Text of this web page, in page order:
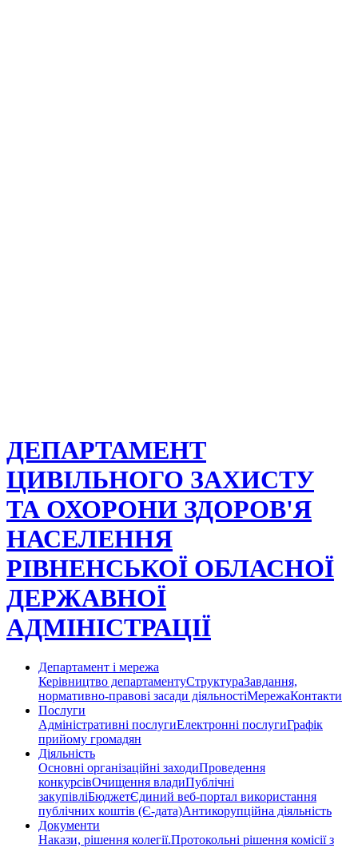
ДЕПАРТАМЕНТ
ЦИВІЛЬНОГО ЗАХИСТУ
ТА ОХОРОНИ ЗДОРОВ'Я
НАСЕЛЕННЯ
РІВНЕНСЬКОЇ ОБЛАСНОЇ
ДЕРЖАВНОЇ
АДМІНІСТРАЦІЇ
Департамент і мережа
Керівництво департаментуСтруктураЗавдання,
нормативно-правові засади діяльностіМережаКонтакти
Послуги
Адміністративні послугиЕлектронні послугиГрафік
прийому громадян
Діяльність
Основні організаційні заходиПроведення
конкурсівОчищення владиПублічні
закупівліБюджетЄдиний веб-портал використання
публічних коштів (Є-дата)Антикорупційна діяльність
Документи
Накази, рішення колегії.Протокольні рішення комісії з